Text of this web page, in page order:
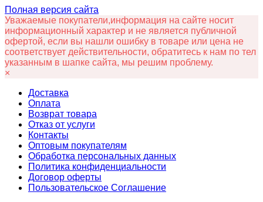
Полная версия сайта
Уважаемые покупатели,информация на сайте носит
информационный характер и не является публичной
офертой, если вы нашли ошибку в товаре или цена не
соответствует действительности, обратитесь к нам по тел
указанным в шапке сайта, мы решим проблему.
×
Доставка
Оплата
Возврат товара
Отказ от услуги
Контакты
Оптовым покупателям
Обработка персональных данных
Политика конфиденциальности
Договор оферты
Пользовательское Соглашение